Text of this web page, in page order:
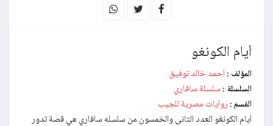
أيام الكونغو
المؤلف : أحمد خالد توفيق
السلسلة : سلسلة سافاري
القسم : روايات مصرية للجيب
أيام الكونغو العدد الثانى والخمسون من سلسله سافاري هي قصة تدور